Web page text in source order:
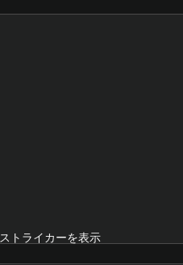
ストライカーを表示